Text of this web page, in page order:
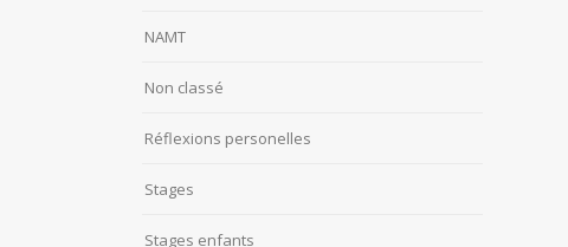
NAMT
Non classé
Réflexions personelles
Stages
Stages enfants